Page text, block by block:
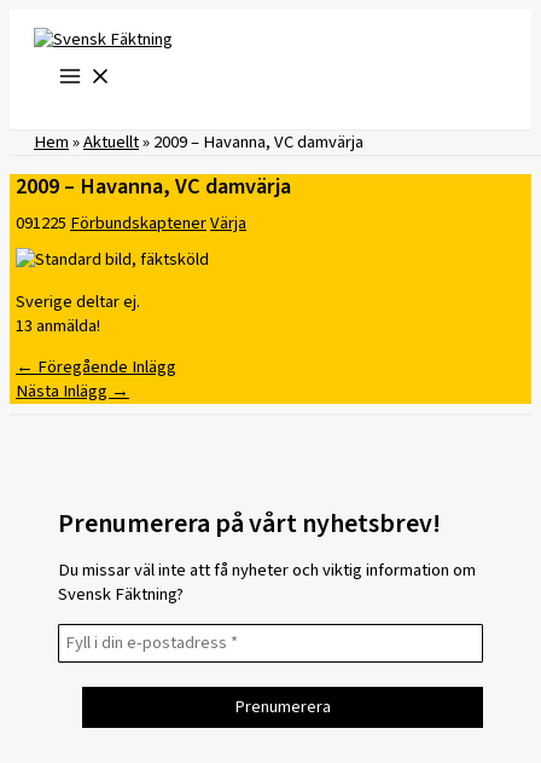
innehåll
Hem»Aktuellt»2009 – Havanna, VC damvärja
2009 – Havanna, VC damvärja
091225FörbundskaptenerVärja
Sverige deltar ej.
13 anmälda!
←Föregående Inlägg
Nästa Inlägg→
Prenumerera på vårt nyhetsbrev!
Du missar väl inte att få nyheter och viktig information om
Svensk Fäktning?